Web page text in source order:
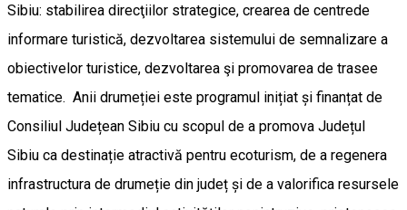
Sibiu: stabilirea direcţiilor strategice, crearea de centrede
informare turistică, dezvoltarea sistemului de semnalizare a
obiectivelor turistice, dezvoltarea şi promovarea de trasee
tematice. Anii drumeției este programul inițiat și finanțat de
Consiliul Județean Sibiu cu scopul de a promova Județul
Sibiu ca destinație atractivă pentru ecoturism, de a regenera
infrastructura de drumeție din județ și de a valorifica resursele